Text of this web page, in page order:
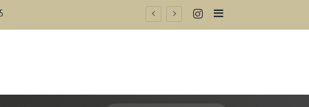
InstagramBarra Lateral